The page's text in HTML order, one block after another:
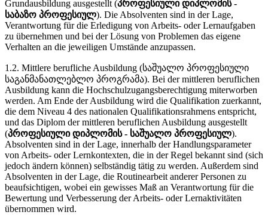
Grundausbildung ausgestellt (პროფესიული დიპლომის -
საბაზო პროფესიულ). Die Absolventen sind in der Lage,
Verantwortung für die Erledigung von Arbeits- oder Lernaufgaben
zu übernehmen und bei der Lösung von Problemen das eigene
Verhalten an die jeweiligen Umstände anzupassen.
1.2. Mittlere berufliche Ausbildung (საშუალო პროფესიული
საგანმანათლებლო პროგრამა). Bei der mittleren beruflichen
Ausbildung kann die Hochschulzugangsberechtigung miterworben
werden. Am Ende der Ausbildung wird die Qualifikation zuerkannt,
die dem Niveau 4 des nationalen Qualifikationsrahmens entspricht,
und das Diplom der mittleren beruflichen Ausbildung ausgestellt
(პროფესიული დიპლომის - საშუალო პროფესიულ).
Absolventen sind in der Lage, innerhalb der Handlungsparameter
von Arbeits- oder Lernkontexten, die in der Regel bekannt sind (sich
jedoch ändern können) selbständig tätig zu werden. Außerdem sind
Absolventen in der Lage, die Routinearbeit anderer Personen zu
beaufsichtigen, wobei ein gewisses Maß an Verantwortung für die
Bewertung und Verbesserung der Arbeits- oder Lernaktivitäten
übernommen wird.